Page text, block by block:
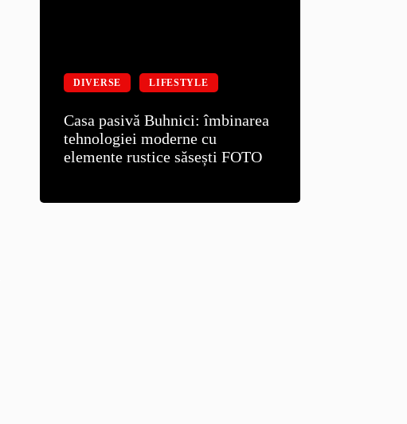
DIVERSE LIFESTYLE
Casa pasivă Buhnici: îmbinarea
tehnologiei moderne cu
elemente rustice săsești FOTO